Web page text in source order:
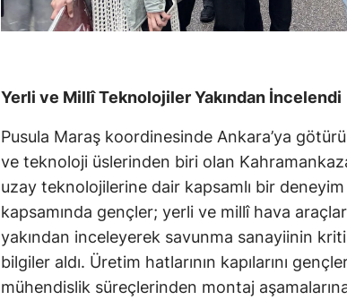
Yerli ve Millî Teknolojiler Yakından İncelendi
Pusula Maraş koordinesinde Ankara’ya
ve teknoloji üslerinden biri olan
uzay teknolojilerine dair kapsamlı bir deneyim
kapsamında gençler; yerli ve millî hava
yakından inceleyerek savunma sanayiinin
bilgiler aldı. Üretim hatlarının kapılarını
mühendislik süreçlerinden montaj